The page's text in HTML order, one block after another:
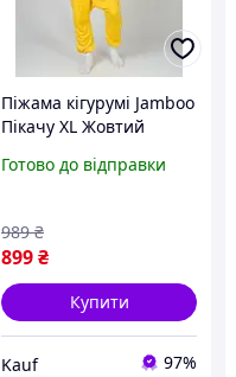
Піжама кігурумі Jamboo
Пікачу XL Жовтий
Готово до відправки
899₴
989 ₴
Купити
Kauf 97%